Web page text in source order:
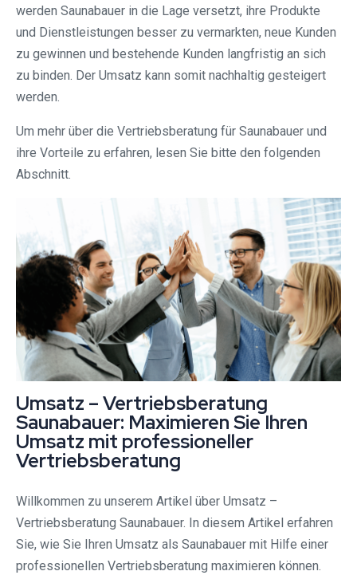
werden Saunabauer in die Lage versetzt, ihre Produkte
und Dienstleistungen besser zu vermarkten, neue Kunden
zu gewinnen und bestehende Kunden langfristig an sich
zu binden. Der Umsatz kann somit nachhaltig gesteigert
werden.
Um mehr über die Vertriebsberatung für Saunabauer und
ihre Vorteile zu erfahren, lesen Sie bitte den folgenden
Abschnitt.
Umsatz – Vertriebsberatung
Saunabauer: Maximieren Sie Ihren
Umsatz mit professioneller
Vertriebsberatung
Willkommen zu unserem Artikel über Umsatz –
Vertriebsberatung Saunabauer. In diesem Artikel erfahren
Sie, wie Sie Ihren Umsatz als Saunabauer mit Hilfe einer
professionellen Vertriebsberatung maximieren können.